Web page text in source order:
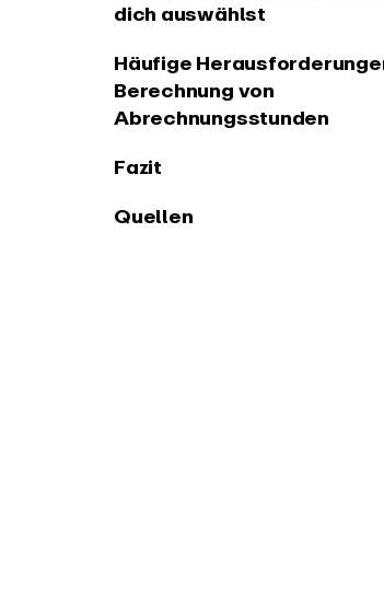
dich auswählst
Häufige
Berechnung von
Abrechnungsstunden
Fazit
Quellen